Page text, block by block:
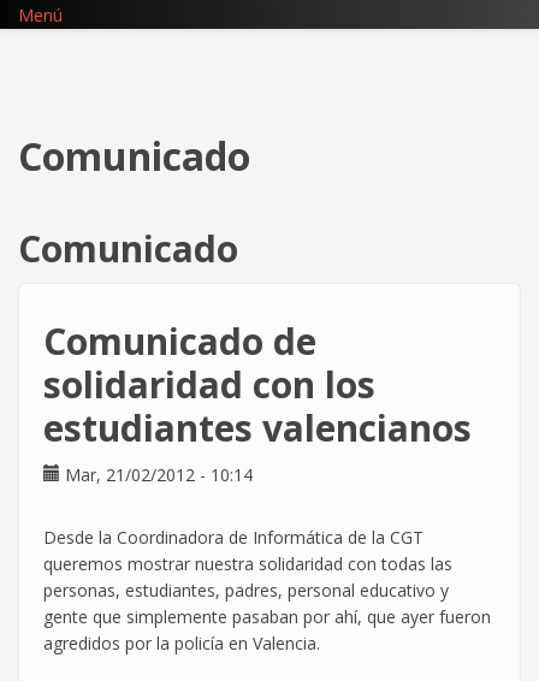
Pasar
Menú
Comunicado
Comunicado
Comunicado de
solidaridad con los
estudiantes valencianos
Mar, 21/02/2012 - 10:14
Desde la Coordinadora de Informática de la CGT
queremos mostrar nuestra solidaridad con todas las
personas, estudiantes, padres, personal educativo y
gente que simplemente pasaban por ahí, que ayer fueron
agredidos por la policía en Valencia.